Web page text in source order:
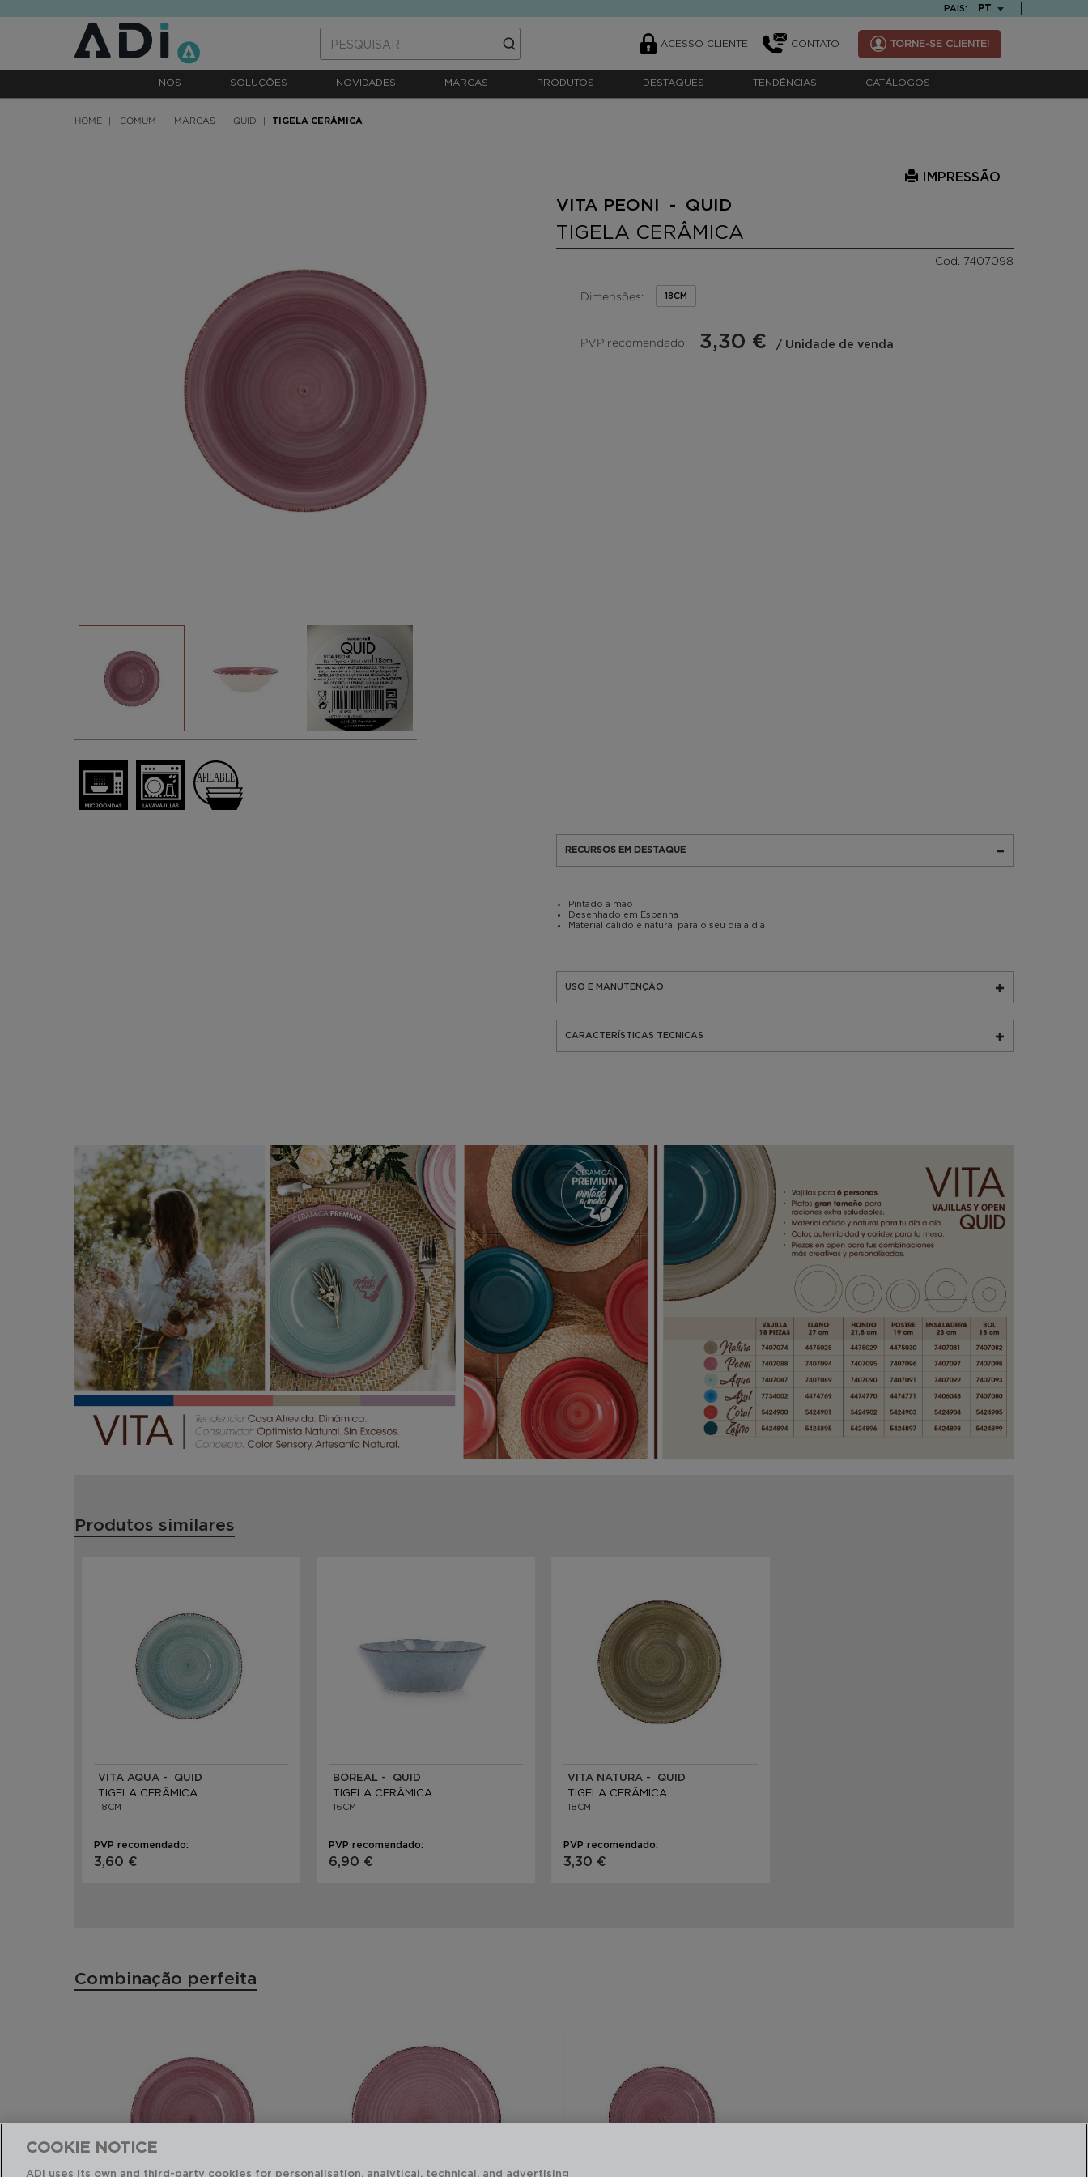
PAIS: TEXT.LANGUAGE
PT
ACESSO CLIENTE CONTATO TORNE-SE CLIENTE!
NOS SOLUÇÕES NOVIDADES MARCAS PRODUTOS DESTAQUES TENDÊNCIAS CATÁLOGOS
HOME COMUM MARCAS QUID TIGELA CERÂMICA
IMPRESSÃO
VITA PEONI - QUID
TIGELA CERÂMICA
Cod. 7407098
Dimensões: 18CM
PVP recomendado: 3,30 € / Unidade de venda
RECURSOS EM DESTAQUE
Pintado a mão
Desenhado em Espanha
Material cálido e natural para o seu dia a dia
USO E MANUTENÇÃO
CARACTERÍSTICAS TECNICAS
Produtos similares
VITA AQUA - QUID
TIGELA CERÂMICA
18CM
PVP recomendado:
3,60 €
BOREAL - QUID
TIGELA CERÂMICA
16CM
PVP recomendado:
6,90 €
VITA NATURA - QUID
TIGELA CERÂMICA
18CM
PVP recomendado:
3,30 €
Combinação perfeita
COOKIE NOTICE
ADI uses its own and third-party cookies for personalisation, analytical, technical, and advertising